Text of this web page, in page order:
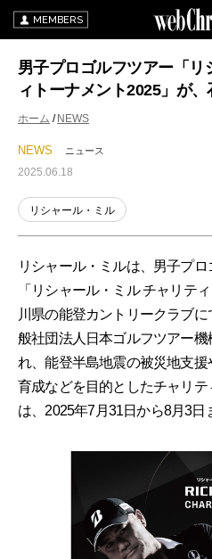
MEMBERS
男子プロゴルフツアー「リ
ィトーナメント2025」が
ホーム NEWS
NEWS ニュース
2025.06.18
リシャール・ミル
リシャール・ミルは、男子プ
「リシャール・ミル チャリテ
川県の能登カントリークラブ
般社団法人日本ゴルフツアー機
れ、能登半島地震の被災地支
育成などを目的としたチャリ
は、2025年7月31日から8月3日